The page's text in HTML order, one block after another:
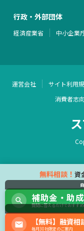
行政・外部団体
経済産業省 中小企業
運営会社 サイト利用
消費者志
無料相談！ 資
補助金・助
質問に答えるだけでおすす
【無料】融資
毎月30社限定のご案内